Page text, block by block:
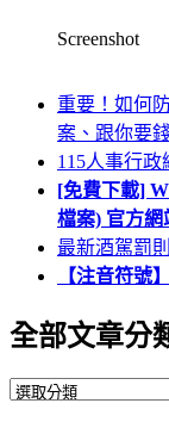
Screenshot
重要！如何
案、跟你要
115人事行政
[免費下載]
檔案) 官方網
最新酒駕罰
【注音符號
全部文章分
全